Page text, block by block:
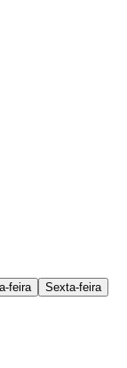
feira
Sexta-feira